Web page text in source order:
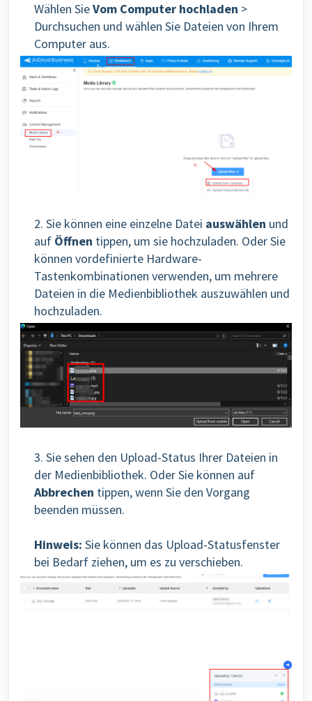
Wählen SieVom Computer hochladen >
Durchsuchen und wählen Sie Dateien von Ihrem
Computer aus.
2. Sie können eine einzelne Datei auswählen und
auf Öffnen tippen, um sie hochzuladen. Oder Sie
können vordefinierte Hardware-
Tastenkombinationen verwenden, um mehrere
Dateien in die Medienbibliothek auszuwählen und
hochzuladen.
3. Sie sehen den Upload-Status Ihrer Dateien in
der Medienbibliothek. Oder Sie können auf
Abbrechen tippen, wenn Sie den Vorgang
beenden müssen.
Hinweis: Sie können das Upload-Statusfenster
bei Bedarf ziehen, um es zu verschieben.